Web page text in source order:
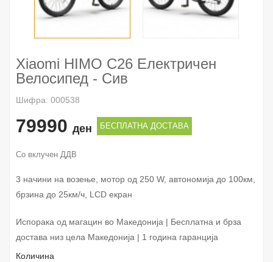
Xiaomi HIMO C26 Електричен
Велосипед - Сив
Шифра: 000538
79990 ден БЕСПЛАТНА ДОСТАВА
Со вклучен ДДВ
3 начини на возење, мотор од 250 W, автономија до 100км,
брзина до 25км/ч, LCD екран
Испорака од магацин во Македонија | Бесплатна и брза
достава низ цела Македонија | 1 година гаранција
Количина